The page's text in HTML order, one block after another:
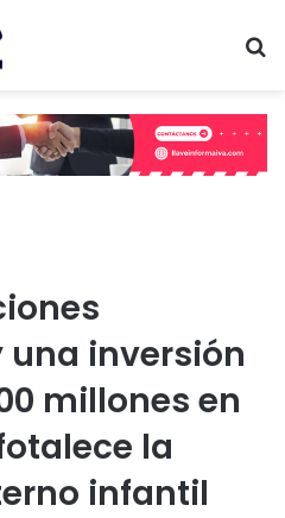
inversión
millones en
la
infantil